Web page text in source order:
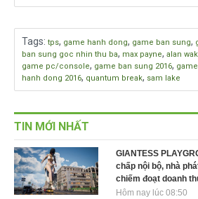
Tags: tps, game hanh dong, game ban sung,
ban sung goc nhin thu ba, max payne, alan
game pc/console, game ban sung 2016,
hanh dong 2016, quantum break, sam lake
TIN MỚI NHẤT
GIANTESS
chấp nội bộ, nhà
chiếm đoạt doanh
Hôm nay lúc 08:50